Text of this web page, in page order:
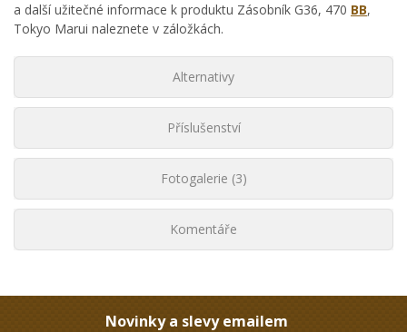
a další užitečné informace k produktu Zásobník G36, 470 BB,
Tokyo Marui naleznete v záložkách.
Alternativy
Příslušenství
Fotogalerie (3)
Komentáře
Novinky a slevy emailem